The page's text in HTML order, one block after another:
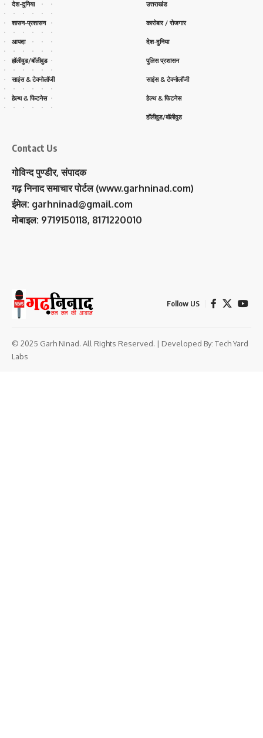
देश-दुनिया
शासन-प्रशासन
आपदा
हॉलीवुड/बॉलीवुड
साइंस & टेक्नोलॉजी
हेल्थ & फिटनेस
उत्तराखंड
कारोबार / रोजगार
देश-दुनिया
पुलिस प्रशासन
साइंस & टेक्नोलॉजी
हेल्थ & फिटनेस
हॉलीवुड/बॉलीवुड
Contact Us
गोविन्द पुण्डीर, संपादक
गढ़ निनाद समाचार पोर्टल (www.garhninad.com)
ईमेल: garhninad@gmail.com
मोबाइल: 9719150118, 8171220010
Follow US
© 2025 Garh Ninad. All Rights Reserved. | Developed By: Tech Yard
Labs